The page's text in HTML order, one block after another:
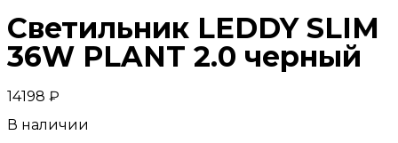
Светильник LEDDY SLIM
36W PLANT 2.0 черный
14198 ₽
В наличии